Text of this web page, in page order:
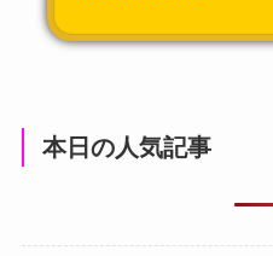
本日の人気記事